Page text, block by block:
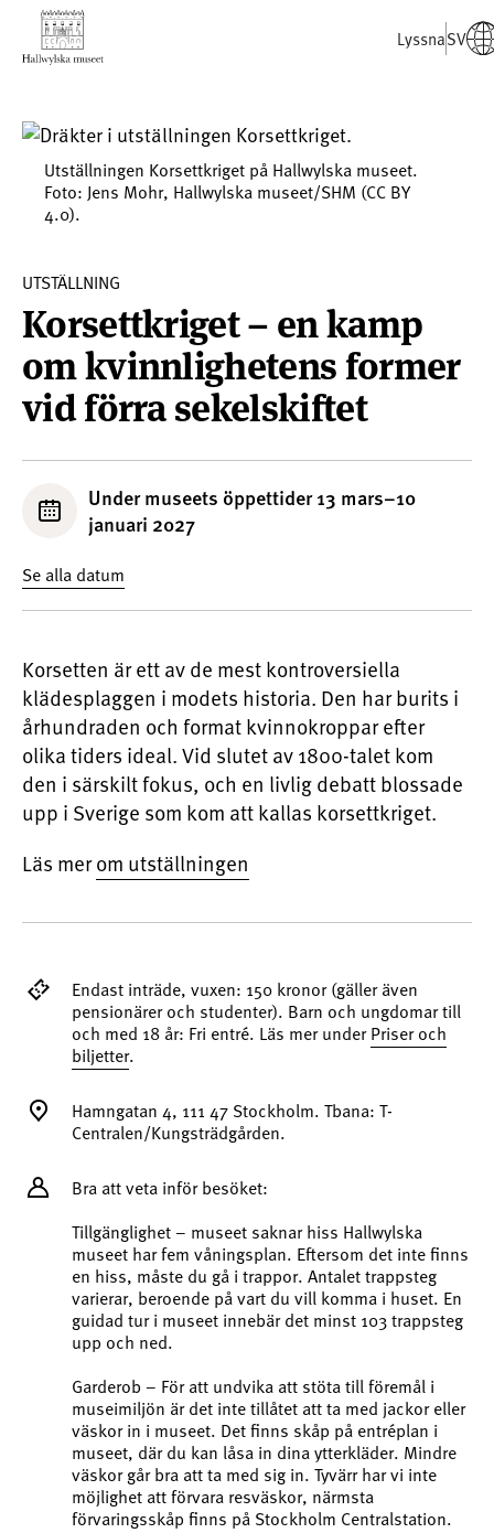
LyssnaSV
Utställningen Korsettkriget på Hallwylska museet.
Foto: Jens Mohr, Hallwylska museet/SHM (CC BY
4.0).
UTSTÄLLNING
Korsettkriget – en kamp
om kvinnlighetens former
vid förra sekelskiftet
Under museets öppettider 13 mars–10
januari 2027
Se alla datum
Korsetten är ett av de mest kontroversiella
klädesplaggen i modets historia. Den har burits i
århundraden och format kvinnokroppar efter
olika tiders ideal. Vid slutet av 1800-talet kom
den i särskilt fokus, och en livlig debatt blossade
upp i Sverige som kom att kallas korsettkriget.
Läs merom utställningen
Endast inträde, vuxen: 150 kronor (gäller även
pensionärer och studenter). Barn och ungdomar till
och med 18 år: Fri entré. Läs mer underPriser och
biljetter.
Hamngatan 4, 111 47 Stockholm. Tbana: T-
Centralen/Kungsträdgården.
Bra att veta inför besöket:
Tillgänglighet – museet saknar hiss Hallwylska
museet har fem våningsplan. Eftersom det inte finns
en hiss, måste du gå i trappor. Antalet trappsteg
varierar, beroende på vart du vill komma i huset. En
guidad tur i museet innebär det minst 103 trappsteg
upp och ned.
Garderob – För att undvika att stöta till föremål i
museimiljön är det inte tillåtet att ta med jackor eller
väskor in i museet. Det finns skåp på entréplan i
museet, där du kan låsa in dina ytterkläder. Mindre
väskor går bra att ta med sig in. Tyvärr har vi inte
möjlighet att förvara resväskor, närmsta
förvaringsskåp finns på Stockholm Centralstation.